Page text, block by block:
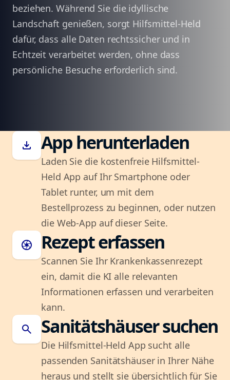
beziehen. Während Sie die idyllische
Landschaft genießen, sorgt Hilfsmittel-Held
dafür, dass alle Daten rechtssicher und in
Echtzeit verarbeitet werden, ohne dass
persönliche Besuche erforderlich sind.
download App herunterladen
Laden Sie die kostenfreie Hilfsmittel-
Held App auf Ihr Smartphone oder
Tablet runter, um mit dem
Bestellprozess zu beginnen, oder nutzen
die Web-App auf dieser Seite.
camera Rezept erfassen
Scannen Sie Ihr Krankenkassenrezept
ein, damit die KI alle relevanten
Informationen erfassen und verarbeiten
kann.
search Sanitätshäuser suchen
Die Hilfsmittel-Held App sucht alle
passenden Sanitätshäuser in Ihrer Nähe
heraus und stellt sie übersichtlich für Sie